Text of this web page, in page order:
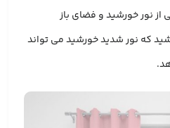
از نور خورشید و فضای باز
که نور شدید خورشید می تواند